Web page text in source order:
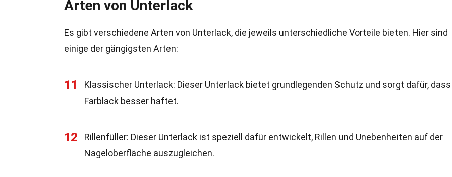
Arten von Unterlack
Es gibt verschiedene Arten von Unterlack, die jeweils unterschiedliche Vorteile bieten. Hier sind
einige der gängigsten Arten:
11
Klassischer Unterlack: Dieser Unterlack bietet grundlegenden Schutz und sorgt dafür,
Farblack besser haftet.
12
Rillenfüller: Dieser Unterlack ist speziell dafür entwickelt, Rillen und Unebenheiten auf der
Nageloberfläche auszugleichen.